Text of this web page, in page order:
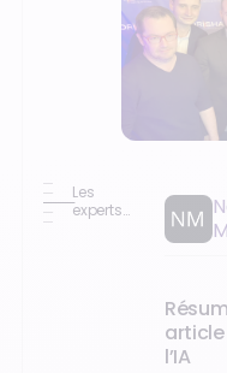
Les
experts
l’IA